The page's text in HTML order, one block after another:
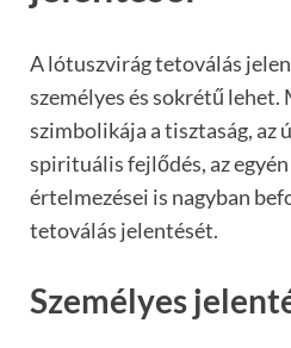
A lótuszvirág tetoválás
személyes és sokrétű lehet.
szimbolikája a tisztaság, az
spirituális fejlődés, az
értelmezései is nagyban
tetoválás jelentését.
Személyes